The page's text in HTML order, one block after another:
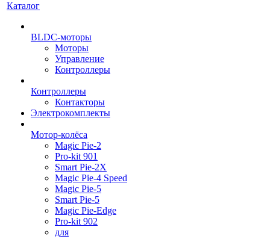
Каталог
BLDC-моторы
Моторы
Управление
Контроллеры
Контроллеры
Контакторы
Электрокомплекты
Мотор-колёса
Magic Pie-2
Pro-kit 901
Smart Pie-2X
Magic Pie-4 Speed
Magic Pie-5
Smart Pie-5
Magic Pie-Edge
Pro-kit 902
для